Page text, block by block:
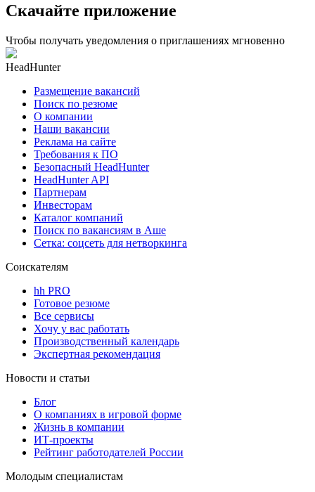
Скачайте приложение
Чтобы получать уведомления о приглашениях мгновенно
HeadHunter
Размещение вакансий
Поиск по резюме
О компании
Наши вакансии
Реклама на сайте
Требования к ПО
Безопасный HeadHunter
HeadHunter API
Партнерам
Инвесторам
Каталог компаний
Поиск по вакансиям в Аше
Сетка: соцсеть для нетворкинга
Соискателям
hh PRO
Готовое резюме
Все сервисы
Хочу у вас работать
Производственный календарь
Экспертная рекомендация
Новости и статьи
Блог
О компаниях в игровой форме
Жизнь в компании
ИТ-проекты
Рейтинг работодателей России
Молодым специалистам